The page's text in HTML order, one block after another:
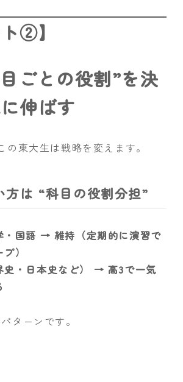
②】
ごとの役割”を決
伸ばす
の東大生は戦略を変えます。
は “科目の役割分担”
・国語 → 維持（定期的に演習で
）
史・日本史など） → 高3で一気
ターンです。